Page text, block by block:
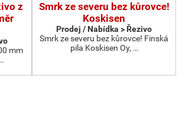
z
mm
Smrk ze severu bez kůrovce!
Koskisen
Prodej / Nabídka > Řezivo
Smrk ze severu bez kůrovce! Finská
pila Koskisen Oy, …